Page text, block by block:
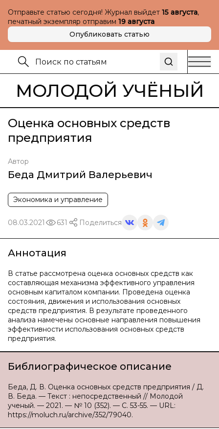
Отправьте статью сегодня! Журнал выйдет 15 августа,
печатный экземпляр отправим 19 августа
Опубликовать статью
МОЛОДОЙ УЧЁНЫЙ
Оценка основных средств
предприятия
Автор
Беда Дмитрий Валерьевич
Экономика и управление
08.03.2021 631 Поделиться
Аннотация
В статье рассмотрена оценка основных средств как
составляющая механизма эффективного управления
основным капиталом компании. Проведена оценка
состояния, движения и использования основных
средств предприятия. В результате проведенного
анализа намечены основные направления повышения
эффективности использования основных средств
предприятия.
Библиографическое описание
Беда, Д. В. Оценка основных средств предприятия / Д.
В. Беда. — Текст : непосредственный // Молодой
ученый. — 2021. — № 10 (352). — С. 53-55. — URL:
https://moluch.ru/archive/352/79040.